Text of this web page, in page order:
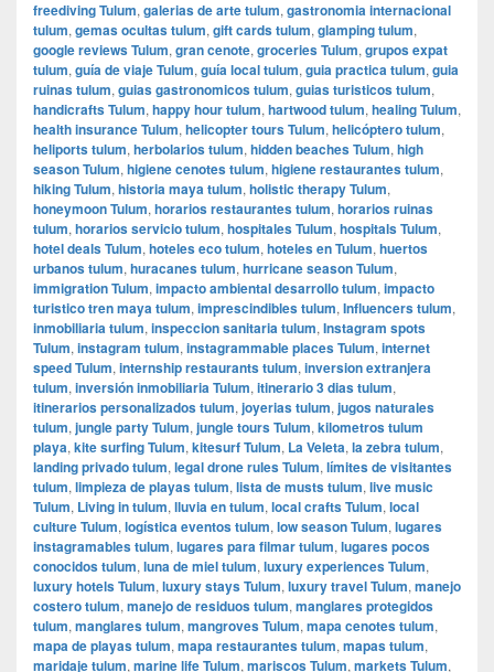
freediving Tulum, galerias de arte tulum, gastronomia internacional
tulum, gemas ocultas tulum, gift cards tulum, glamping tulum,
google reviews Tulum, gran cenote, groceries Tulum, grupos expat
tulum, guía de viaje Tulum, guía local tulum, guia practica tulum, guia
ruinas tulum, guias gastronomicos tulum, guias turisticos tulum,
handicrafts Tulum, happy hour tulum, hartwood tulum, healing Tulum,
health insurance Tulum, helicopter tours Tulum, helicóptero tulum,
heliports tulum, herbolarios tulum, hidden beaches Tulum, high
season Tulum, higiene cenotes tulum, higiene restaurantes tulum,
hiking Tulum, historia maya tulum, holistic therapy Tulum,
honeymoon Tulum, horarios restaurantes tulum, horarios ruinas
tulum, horarios servicio tulum, hospitales Tulum, hospitals Tulum,
hotel deals Tulum, hoteles eco tulum, hoteles en Tulum, huertos
urbanos tulum, huracanes tulum, hurricane season Tulum,
immigration Tulum, impacto ambiental desarrollo tulum, impacto
turistico tren maya tulum, imprescindibles tulum, Influencers tulum,
inmobiliaria tulum, inspeccion sanitaria tulum, Instagram spots
Tulum, instagram tulum, instagrammable places Tulum, internet
speed Tulum, internship restaurants tulum, inversion extranjera
tulum, inversión inmobiliaria Tulum, itinerario 3 dias tulum,
itinerarios personalizados tulum, joyerias tulum, jugos naturales
tulum, jungle party Tulum, jungle tours Tulum, kilometros tulum
playa, kite surfing Tulum, kitesurf Tulum, La Veleta, la zebra tulum,
landing privado tulum, legal drone rules Tulum, límites de visitantes
tulum, limpieza de playas tulum, lista de musts tulum, live music
Tulum, Living in tulum, lluvia en tulum, local crafts Tulum, local
culture Tulum, logística eventos tulum, low season Tulum, lugares
instagramables tulum, lugares para filmar tulum, lugares pocos
conocidos tulum, luna de miel tulum, luxury experiences Tulum,
luxury hotels Tulum, luxury stays Tulum, luxury travel Tulum, manejo
costero tulum, manejo de residuos tulum, manglares protegidos
tulum, manglares tulum, mangroves Tulum, mapa cenotes tulum,
mapa de playas tulum, mapa restaurantes tulum, mapas tulum,
maridaje tulum, marine life Tulum, mariscos Tulum, markets Tulum,